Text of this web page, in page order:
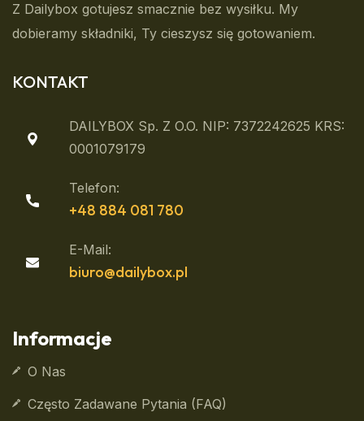
Z Dailybox gotujesz smacznie bez wysiłku. My
dobieramy składniki, Ty cieszysz się gotowaniem.
KONTAKT
DAILYBOX Sp. Z O.o. NIP: 7372242625 KRS:
0001079179
Telefon:
+48 884 081 780
E-Mail:
biuro@dailybox.pl
Informacje
O Nas
Często Zadawane Pytania (FAQ)